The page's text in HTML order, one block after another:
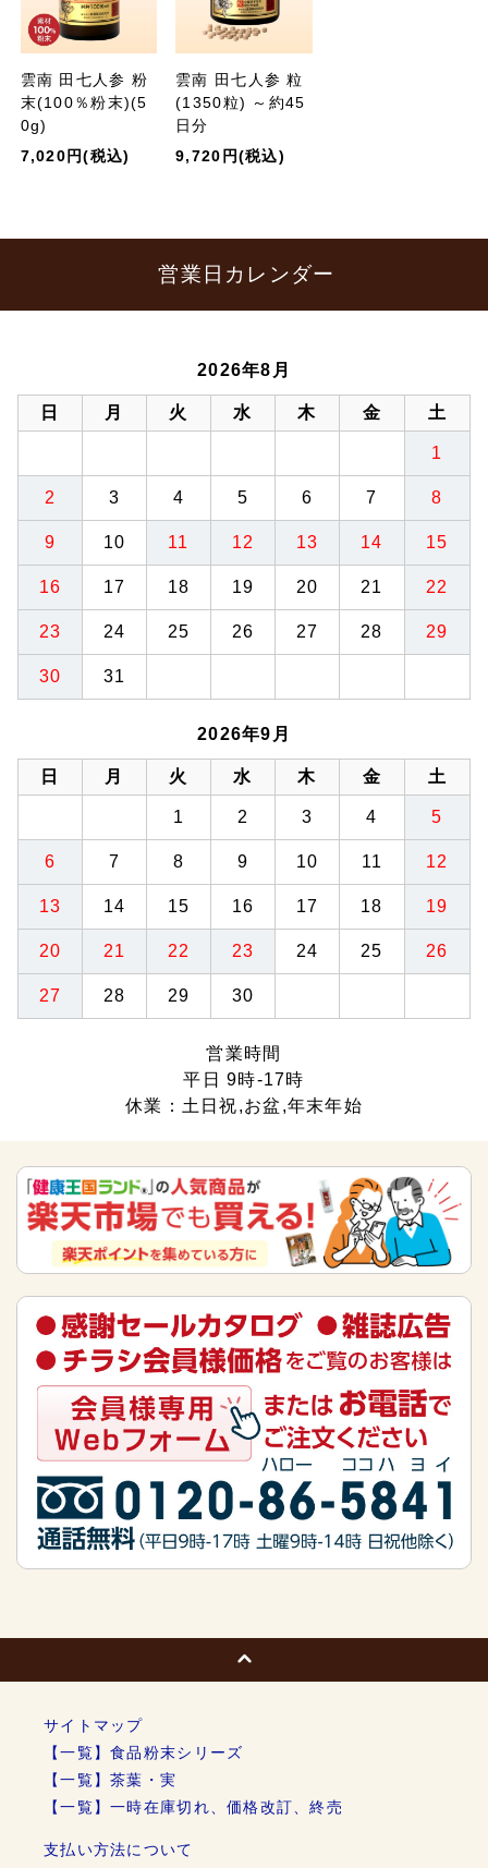
雲南 田七人参 粉
末(100％粉末)(5
0g)
7,020円(税込)
雲南 田七人参 粒
(1350粒) ～約45
日分
9,720円(税込)
営業日カレンダー
2026年8月
日 月 火 水 木 金 土
1
2 3 4 5 6 7 8
9 10 11 12 13 14 15
16 17 18 19 20 21 22
23 24 25 26 27 28 29
30 31
2026年9月
日 月 火 水 木 金 土
1 2 3 4 5
6 7 8 9 10 11 12
13 14 15 16 17 18 19
20 21 22 23 24 25 26
27 28 29 30
営業時間
平日 9時-17時
休業：土日祝,お盆,年末年始
サイトマップ
【一覧】食品粉末シリーズ
【一覧】茶葉・実
【一覧】一時在庫切れ、価格改訂、終売
支払い方法について